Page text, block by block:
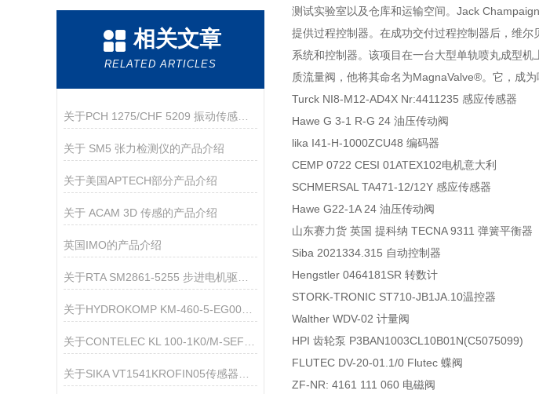
相关文章
RELATED ARTICLES
关于PCH 1275/CHF 5209 振动传感器的产品介绍
关于 SM5 张力检测仪的产品介绍
关于美国APTECH部分产品介绍
​关于 ACAM 3D 传感的产品介绍
英国IMO的产品介绍
关于RTA SM2861-5255 步进电机驱动器的产品介绍
测试实验室以及仓库和运输空间。Jack
提供过程控制器。在成功交付过程控制器后，维
系统和控制器。该项目在一台大型单轨喷丸成型
质流量阀，他将其命名为MagnaValve®。它，成
Turck NI8-M12-AD4X Nr:4411235 感应传感器
Hawe G 3-1 R-G 24 油压传动阀
lika I41-H-1000ZCU48 编码器
CEMP 0722 CESI 01ATEX102电机意大利
SCHMERSAL TA471-12/12Y 感应传感器
Hawe G22-1A 24 油压传动阀
山东赛力货 英国 提科纳 TECNA 9311 弹簧平衡器
Siba 2021334.315 自动控制器
Hengstler 0464181SR 转数计
STORK-TRONIC ST710-JB1JA.10温控器
Walther WDV-02 计量阀
HPI 齿轮泵 P3BAN1003CL10B01N(C5075099)
FLUTEC DV-20-01.1/0 Flutec 蝶阀
ZF-NR: 4161 111 060 电磁阀